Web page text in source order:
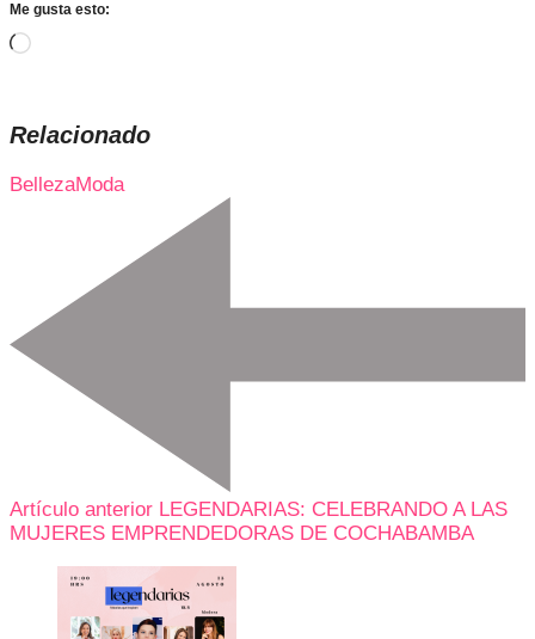
Me gusta esto:
Cargando...
Relacionado
BellezaModa
Artículo anterior LEGENDARIAS: CELEBRANDO A LAS
MUJERES EMPRENDEDORAS DE COCHABAMBA